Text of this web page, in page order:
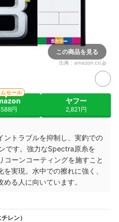
この商品を見る
出典： amazon.co.jp
円
セール
ヤフー
2,821円
ントラブルを抑制し、実釣での
です。強力なSpectra原糸を
コーンコーティングを施すこと
実現。水中での擦れに強く、
る人に向いています。
レン）